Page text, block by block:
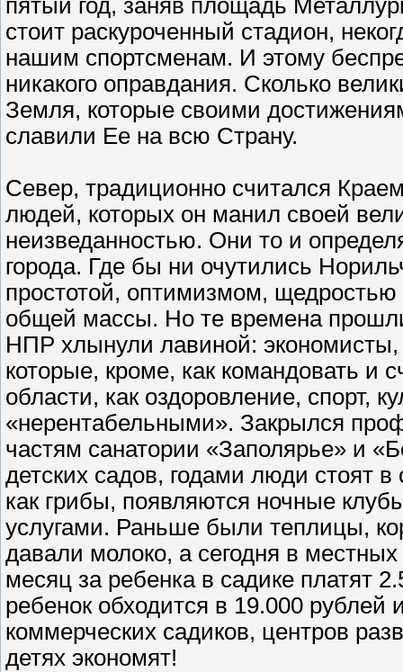
пятый год, заняв площадь
стоит раскуроченный стадион,
нашим спортсменам. И этому
никакого оправдания. Сколько
Земля, которые своими
славили Ее на всю Страну.
Север, традиционно считался
людей, которых он манил своей
неизведанностью. Они то и
города. Где бы ни очутились
простотой, оптимизмом,
общей массы. Но те времена
НПР хлынули лавиной:
которые, кроме, как командовать и
области, как оздоровление, спорт,
«нерентабельными». Закрылся
частям санатории «Заполярье» и
детских садов, годами люди стоят
как грибы, появляются ночные
услугами. Раньше были теплицы,
давали молоко, а сегодня в
месяц за ребенка в садике платят
ребенок обходится в 19.000 рублей
коммерческих садиков, центров
детях экономят!